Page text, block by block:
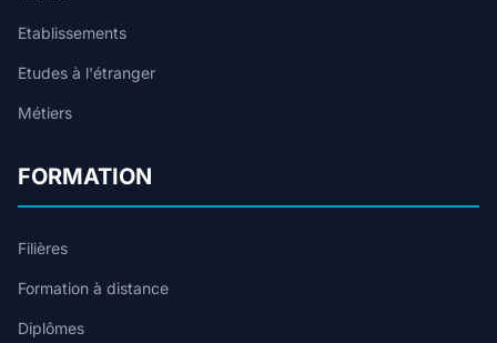
Etablissements
Etudes à l'étranger
Métiers
FORMATION
Filières
Formation à distance
Diplômes